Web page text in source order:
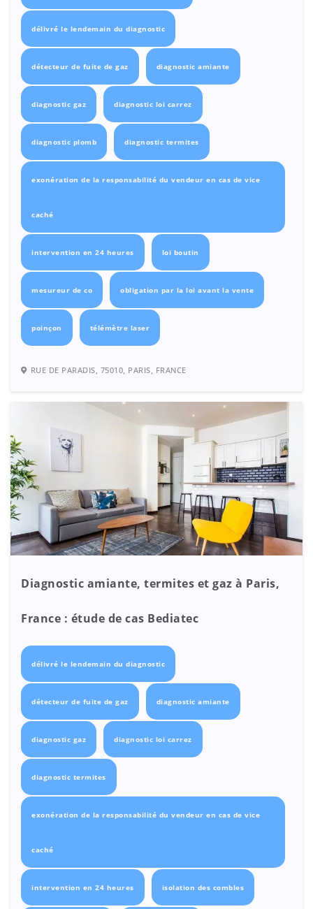
délivré le lendemain du diagnostic
détecteur de fuite de gaz diagnostic amiante
diagnostic gaz diagnostic loi carrez
diagnostic plomb diagnostic termites
exonération de la responsabilité du vendeur en cas de vice
caché
intervention en 24 heures loi boutin
mesureur de co obligation par la loi avant la vente
poinçon télémètre laser
RUE DE PARADIS, 75010, PARIS, FRANCE
Diagnostic amiante, termites et gaz à Paris,
France : étude de cas Bediatec
délivré le lendemain du diagnostic
détecteur de fuite de gaz diagnostic amiante
diagnostic gaz diagnostic loi carrez
diagnostic termites
exonération de la responsabilité du vendeur en cas de vice
caché
intervention en 24 heures isolation des combles